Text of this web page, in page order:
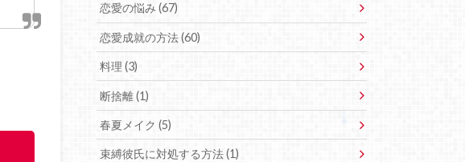
恋愛の悩み (67)
恋愛成就の方法 (60)
料理 (3)
断捨離 (1)
春夏メイク (5)
束縛彼氏に対処する方法 (1)